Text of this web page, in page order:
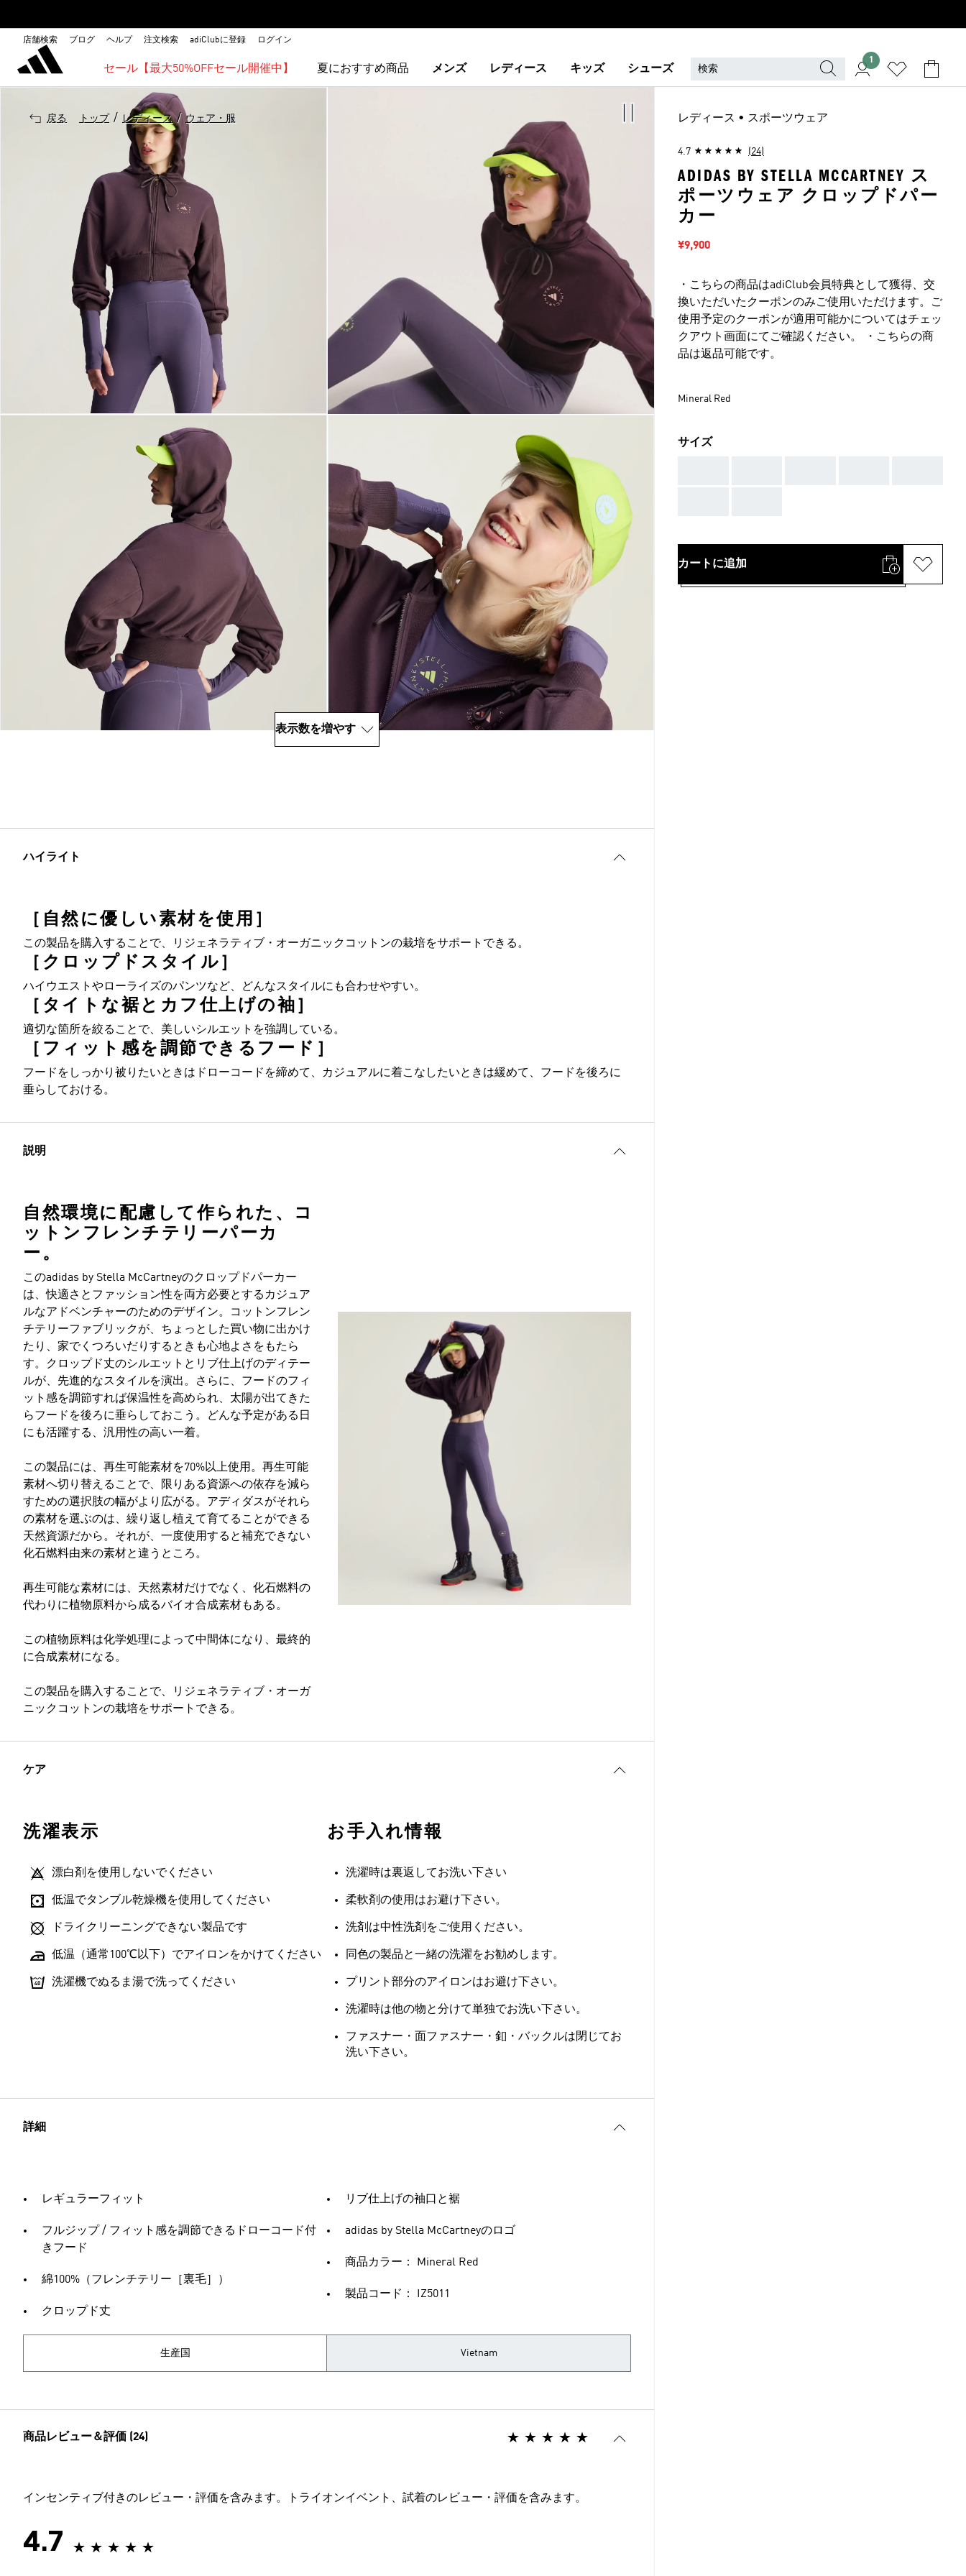
店舗検索 ブログ ヘルプ 注文検索 adiClubに登録 ログイン
セール【最大50%OFFセール開催中】 夏におすすめ商品 メンズ レディース キッズ シューズ
1
戻る トップ / レディース / ウェア・服
表示数を増やす
ハイライト
［自然に優しい素材を使用］
この製品を購入することで、リジェネラティブ・オーガニックコットンの栽培をサポートできる。
［クロップドスタイル］
ハイウエストやローライズのパンツなど、どんなスタイルにも合わせやすい。
［タイトな裾とカフ仕上げの袖］
適切な箇所を絞ることで、美しいシルエットを強調している。
［フィット感を調節できるフード］
フードをしっかり被りたいときはドローコードを締めて、カジュアルに着こなしたいときは緩めて、フードを後ろに
垂らしておける。
説明
自然環境に配慮して作られた、コ
ットンフレンチテリーパーカ
ー。
このadidas by Stella McCartneyのクロップドパーカー
は、快適さとファッション性を両方必要とするカジュア
ルなアドベンチャーのためのデザイン。コットンフレン
チテリーファブリックが、ちょっとした買い物に出かけ
たり、家でくつろいだりするときも心地よさをもたら
す。クロップド丈のシルエットとリブ仕上げのディテー
ルが、先進的なスタイルを演出。さらに、フードのフィ
ット感を調節すれば保温性を高められ、太陽が出てきた
らフードを後ろに垂らしておこう。どんな予定がある日
にも活躍する、汎用性の高い一着。
この製品には、再生可能素材を70%以上使用。再生可能
素材へ切り替えることで、限りある資源への依存を減ら
すための選択肢の幅がより広がる。アディダスがそれら
の素材を選ぶのは、繰り返し植えて育てることができる
天然資源だから。それが、一度使用すると補充できない
化石燃料由来の素材と違うところ。
再生可能な素材には、天然素材だけでなく、化石燃料の
代わりに植物原料から成るバイオ合成素材もある。
この植物原料は化学処理によって中間体になり、最終的
に合成素材になる。
この製品を購入することで、リジェネラティブ・オーガ
ニックコットンの栽培をサポートできる。
ケア
洗濯表示
漂白剤を使用しないでください
低温でタンブル乾燥機を使用してください
ドライクリーニングできない製品です
低温（通常100℃以下）でアイロンをかけてください
洗濯機でぬるま湯で洗ってください
お手入れ情報
洗濯時は裏返してお洗い下さい
柔軟剤の使用はお避け下さい。
洗剤は中性洗剤をご使用ください。
同色の製品と一緒の洗濯をお勧めします。
プリント部分のアイロンはお避け下さい。
洗濯時は他の物と分けて単独でお洗い下さい。
ファスナー・面ファスナー・釦・バックルは閉じてお
洗い下さい。
詳細
レギュラーフィット
フルジップ / フィット感を調節できるドローコード付
きフード
綿100%（フレンチテリー［裏毛］）
クロップド丈
リブ仕上げの袖口と裾
adidas by Stella McCartneyのロゴ
商品カラー： Mineral Red
製品コード： IZ5011
生産国 Vietnam
商品レビュー＆評価 (24)
インセンティブ付きのレビュー・評価を含みます。トライオンイベント、試着のレビュー・評価を含みます。
4.7
レディース • スポーツウェア
4.7 (24)
ADIDAS BY STELLA MCCARTNEY ス
ポーツウェア クロップドパー
カー
セール価格
¥9,900
・こちらの商品はadiClub会員特典として獲得、交
換いただいたクーポンのみご使用いただけます。ご
使用予定のクーポンが適用可能かについてはチェッ
クアウト画面にてご確認ください。 ・こちらの商
品は返品可能です。
Mineral Red
サイズ
カートに追加